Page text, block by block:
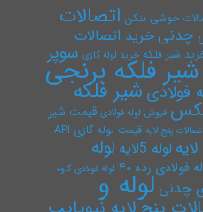
جوشی بنکن اتصالات
چدنیخرید اتصالات
شیر فلکه خرید لوله گازی سوپر
شیر فلکه برنجی
فولادی شیر فلکه
فروش لوله فولادی قیمت شیر
پنج لایه قیمت لوله گازی API
لوله 5لایه لوله
فولادی رده ۴۰ لوله فولادی کاوه
چدنی لوله و